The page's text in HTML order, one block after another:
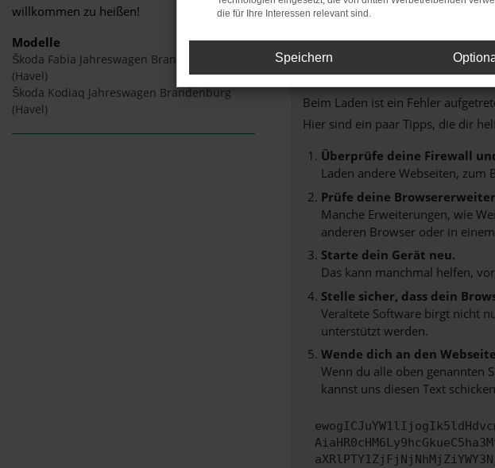
willkommen zu heißen!
Modelle
Škoda Fabia Jahreswagen Brandenburg
(Havel)
Škoda Kodiaq Jahreswagen Brandenburg
(Havel)
Fehler: Network
Beim Laden ist ein Fehler
Hier sind ein paar Tipps, die dir
Überprüfe deine Firewall
Laden andere Webseiten, zum
Prüfe deine
Manche Erweiterungen, wie
anderen Browser oder in
Starte dein Gerät neu.
Das kann manchmal helfen,
Stelle sicher, dass dein
Veraltete Software birgt nicht
unterstützt werden.
Wende dich an den
Wenn du alle oben genannten
kannst uns diesen Text
die für Ihre Interessen relevant sind.
Speichern